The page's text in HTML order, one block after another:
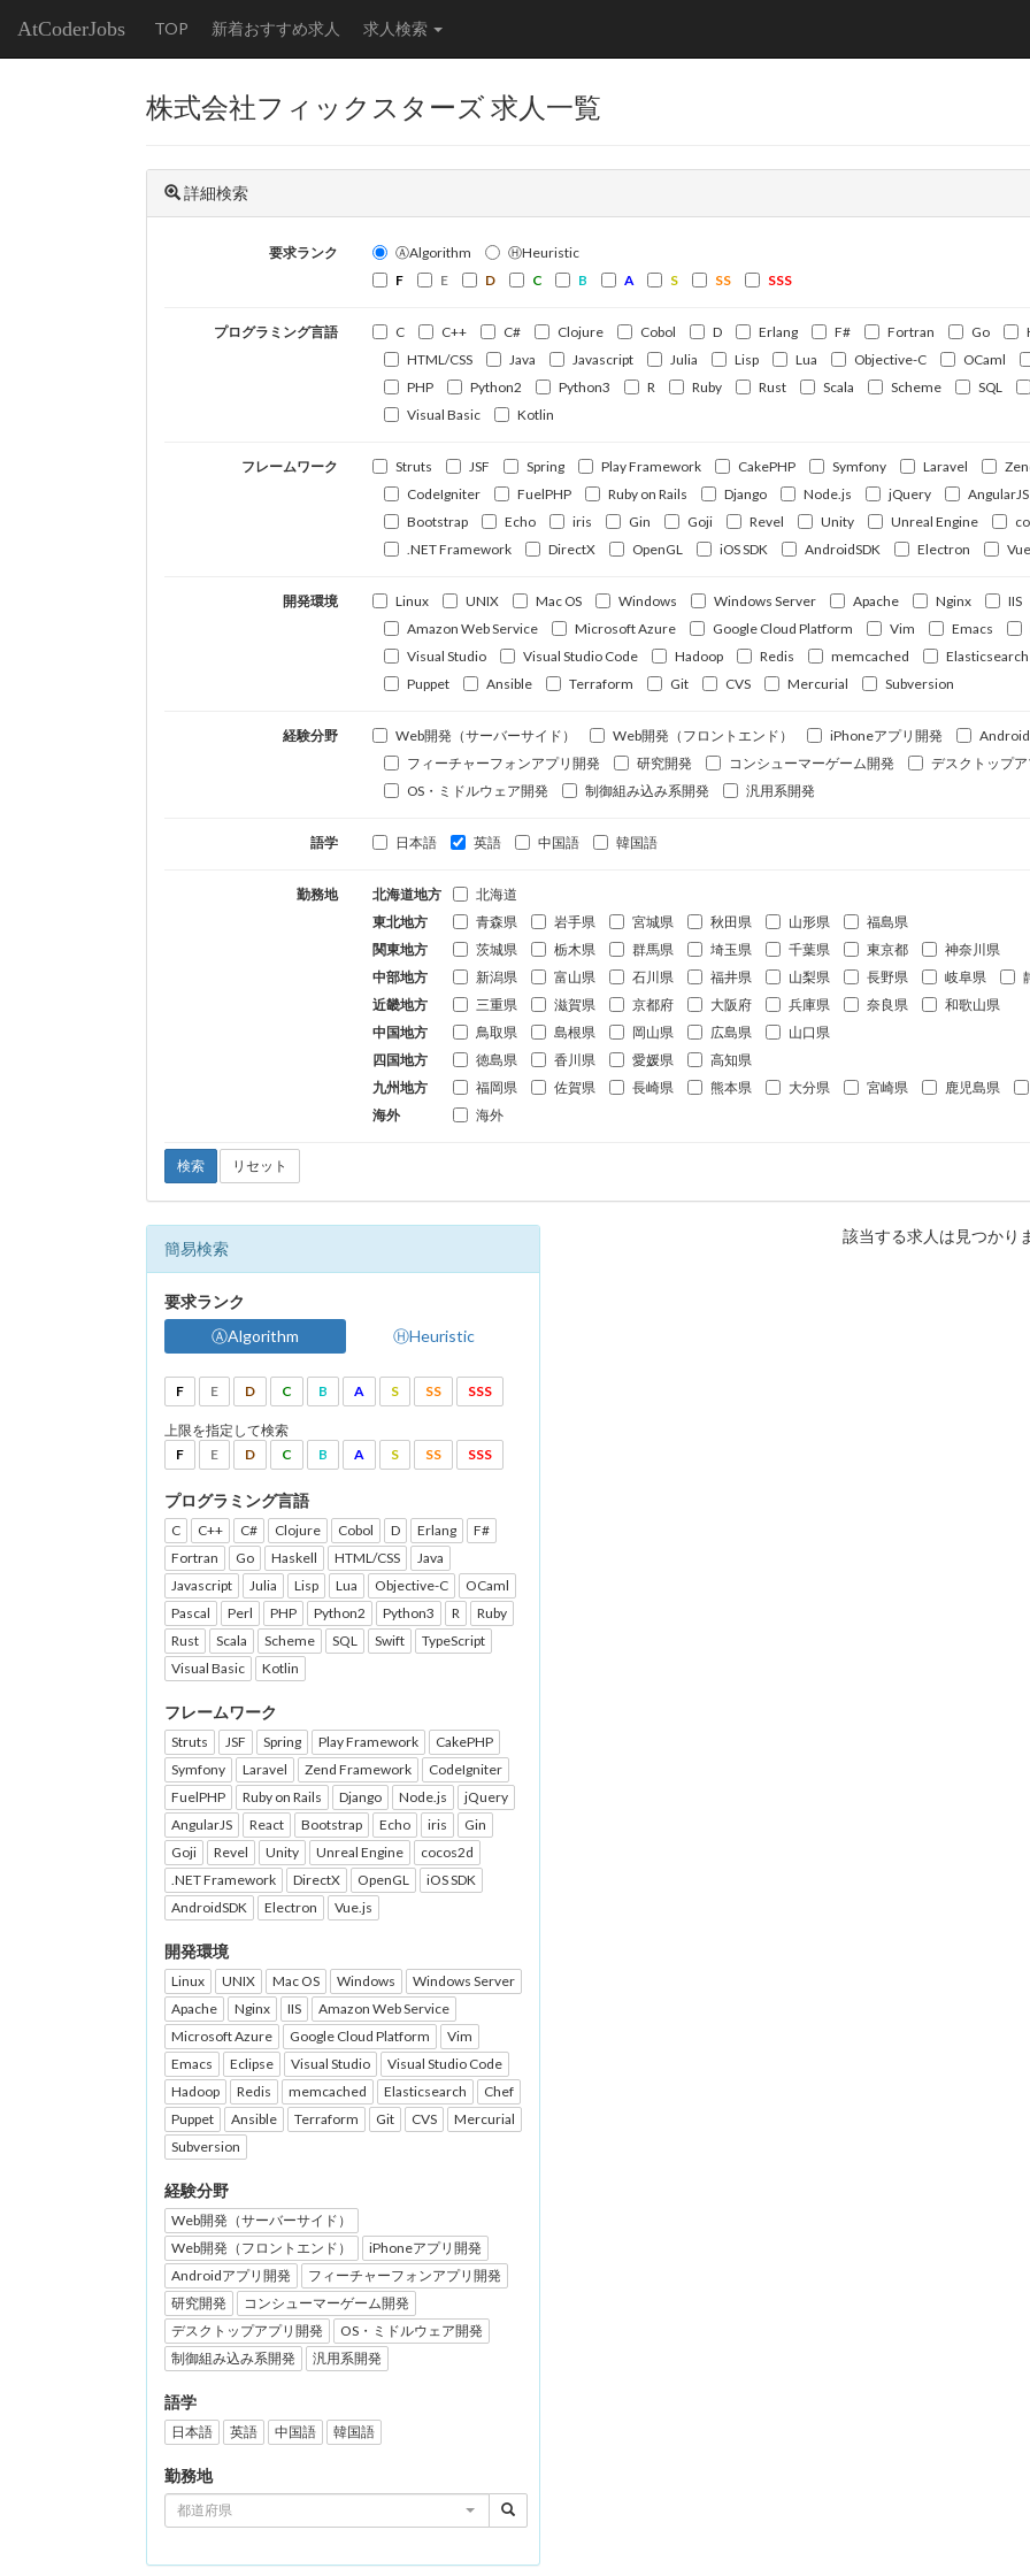
AtCoderJobs TOP 新着おすすめ求人 求人検索
株式会社フィックスターズ 求人一覧
詳細検索
要求ランク ⒶAlgorithm
ⒽHeuristic
F
E D C B A S SS SSS
プログラミング言語 C C++ C# Clojure Cobol D Erlang F# Fortran Go
HTML/CSS
Java Javascript Julia Lisp Lua Objective-C OCaml
PHP
Python2 Python3 R Ruby Rust Scala Scheme SQL
Visual Basic
Kotlin
フレームワーク Struts JSF Spring Play Framework CakePHP Symfony Laravel
CodeIgniter
FuelPHP Ruby on Rails Django Node.js jQuery AngularJS
Bootstrap
Echo iris Gin Goji Revel Unity Unreal Engine
.NET Framework
DirectX OpenGL iOS SDK AndroidSDK Electron
開発環境 Linux UNIX Mac OS Windows Windows Server Apache Nginx
IIS
Amazon Web Service
Microsoft Azure Google Cloud Platform Vim Emacs
Visual Studio
Visual Studio Code Hadoop Redis memcached Elasticsearch
Puppet
Ansible Terraform Git CVS Mercurial Subversion
経験分野 Web開発（サーバーサイド） Web開発（フロントエンド） iPhoneアプリ開発
フィーチャーフォンアプリ開発
研究開発 コンシューマーゲーム開発
デスクトップ
OS・ミドルウェア開発
制御組み込み系開発 汎用系開発
語学 日本語 英語 中国語 韓国語
勤務地 北海道地方
北海道
東北地方
青森県 岩手県 宮城県 秋田県 山形県
福島県
関東地方
茨城県 栃木県 群馬県 埼玉県 千葉県 東京都
神奈川県
中部地方
新潟県 富山県 石川県 福井県 山梨県 長野県 岐阜県
近畿地方
三重県 滋賀県 京都府 大阪府 兵庫県 奈良県
和歌山県
中国地方
鳥取県 島根県 岡山県 広島県
山口県
四国地方
徳島県 香川県 愛媛県
高知県
九州地方
福岡県 佐賀県 長崎県 熊本県 大分県 宮崎県 鹿児島県
海外
海外
検索 リセット
簡易検索
要求ランク
ⒶAlgorithm
ⒽHeuristic
F E D C B A S SS SSS
上限を指定して検索
F
E D C B A S SS SSS
プログラミング言語
C C++ C# Clojure Cobol D Erlang
F#
Fortran
Go Haskell HTML/CSS
Java
Javascript
Julia Lisp Lua Objective-C
OCaml
Pascal
Perl PHP Python2 Python3 R
Ruby
Rust
Scala Scheme SQL Swift
TypeScript
Visual Basic
Kotlin
フレームワーク
Struts JSF Spring Play Framework
CakePHP
Symfony
Laravel Zend Framework
CodeIgniter
FuelPHP
Ruby on Rails Django Node.js
jQuery
AngularJS
React Bootstrap Echo iris
Gin
Goji
Revel Unity Unreal Engine
cocos2d
.NET Framework
DirectX OpenGL
iOS SDK
AndroidSDK
Electron Vue.js
開発環境
Linux UNIX Mac OS Windows
Windows Server
Apache
Nginx IIS
Amazon Web Service
Microsoft Azure
Google Cloud Platform
Vim
Emacs
Eclipse Visual Studio
Visual Studio Code
Hadoop
Redis memcached Elasticsearch
Chef
Puppet
Ansible Terraform Git CVS
Mercurial
Subversion
経験分野
Web開発（サーバーサイド）
Web開発（フロントエンド）
iPhoneアプリ開発
Androidアプリ開発
フィーチャーフォンアプリ開発
研究開発
コンシューマーゲーム開発
デスクトップアプリ開発
OS・ミドルウェア開発
制御組み込み系開発
汎用系開発
語学
日本語 英語 中国語 韓国語
勤務地
都道府県
該当する求人は見つかり